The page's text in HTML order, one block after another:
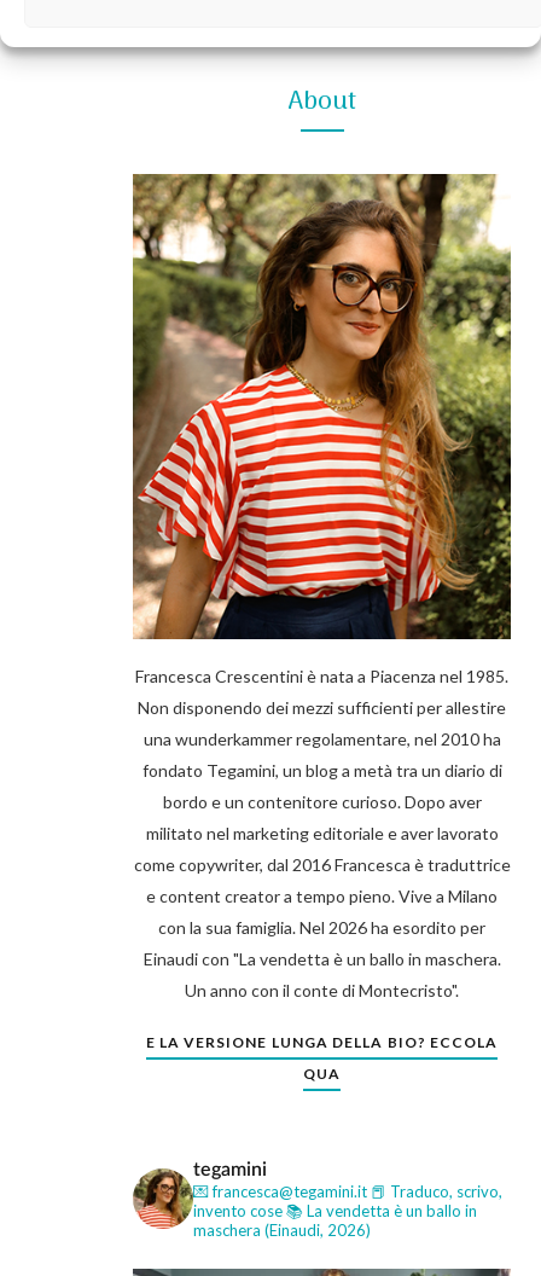
About
Francesca Crescentini è nata a Piacenza nel 1985.
Non disponendo dei mezzi sufficienti per allestire
una wunderkammer regolamentare, nel 2010 ha
fondato Tegamini, un blog a metà tra un diario di
bordo e un contenitore curioso. Dopo aver
militato nel marketing editoriale e aver lavorato
come copywriter, dal 2016 Francesca è traduttrice
e content creator a tempo pieno. Vive a Milano
con la sua famiglia. Nel 2026 ha esordito per
Einaudi con "La vendetta è un ballo in maschera.
Un anno con il conte di Montecristo".
E LA VERSIONE LUNGA DELLA BIO? ECCOLA
QUA
tegamini
💌 francesca@tegamini.it 📕 Traduco, scrivo,
invento cose📚 La vendetta è un ballo in
maschera (Einaudi, 2026)